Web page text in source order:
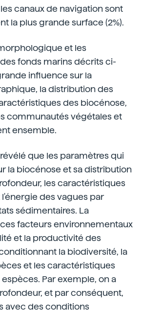
canaux de navigation sont
la plus grande surface (2%).
et les
fonds marins décrits ci-
influence sur la
la distribution des
des biocénose,
communautés végétales et
ensemble.
que les paramètres qui
la biocénose et sa distribution
les caractéristiques
des vagues par
sédimentaires. La
facteurs environnementaux
et la productivité des
la biodiversité, la
et les caractéristiques
Par exemple, on a
et par conséquent,
avec des conditions